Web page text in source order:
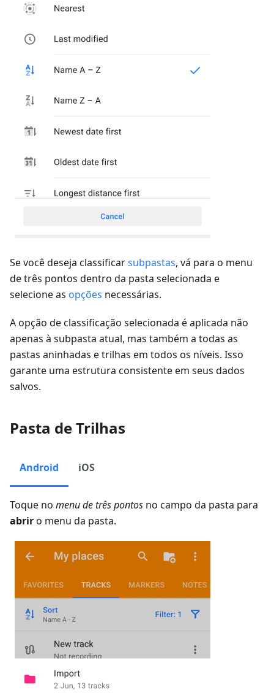
Se você deseja classificarsubpastas, vá para o menu
de três pontos dentro da pasta selecionada e
selecione as opções necessárias.
A opção de classificação selecionada é aplicada não
apenas à subpasta atual, mas também a todas as
pastas aninhadas e trilhas em todos os níveis. Isso
garante uma estrutura consistente em seus dados
salvos.
Pasta de Trilhas
Android iOS
Toque no menu de três pontos no campo da pasta para
abriro menu da pasta.